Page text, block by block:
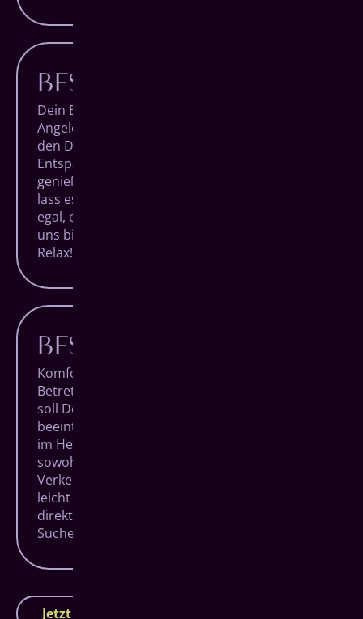
BESTER KOMFORT
Dein Besuch bei uns soll keine lästige
Angelegenheit sein, sondern ein Termin, auf
den Du Dich trotz Alltagsstress freuen kannst.
Entspanne Dich in unseren Räumlichkeiten,
genieße den Blick über die Siegener City und
lass es Dir bei einem Getränk gut gehen. Ganz
egal, ob Du nur zur Routineuntersuchung bei
uns bist oder ein besonderer Eingriff ansteht:
Relax!
BESTE LAGE
Komfort beginnt bei uns schon vor dem
Betreten unserer Praxis. Denn Dein Besuch
soll Deinen Alltag so wenig wir möglich
beeinträchtigen. Unsere Räumlichkeiten liegen
im Herzen von Siegen, super zentral und
sowohl zu Fuß, mit öffentlichen
Verkehrsmitteln als auch mit dem Auto ganz
leicht zu erreichen. Dank eigener Parkplätze
direkt am Haus entfällt auch die zeitraubende
Suche in der Stadt.
Jetzt Termin vereinbaren